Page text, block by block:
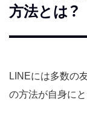
方法とは？
LINEには多数の
の方法が自身に